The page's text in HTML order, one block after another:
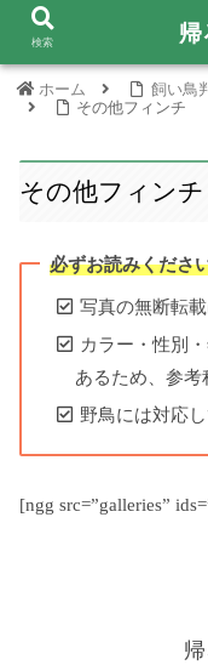
ホーム 飼い鳥
その他フィンチ
その他フィンチ
必ずお読みくださ
写真の無断転
カラー・性別
あるため、参考
野鳥には対応
[ngg src=”galleries”
検索 帰